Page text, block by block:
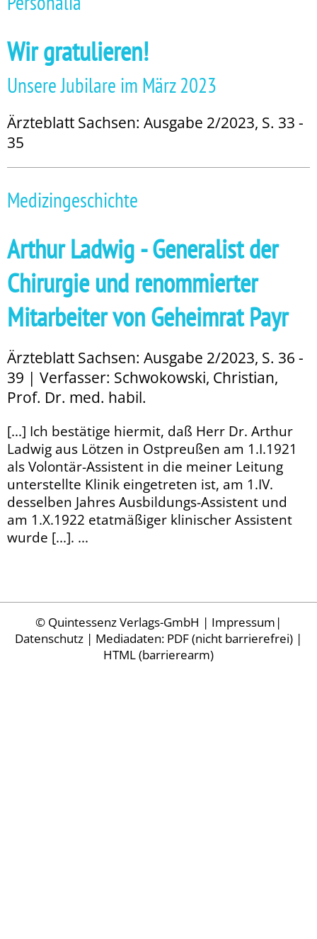
Wir gratulieren!
Unsere Jubilare im März 2023
Ärzteblatt Sachsen: Ausgabe 2/2023, S. 33 -
35
Medizingeschichte
Arthur Ladwig - Generalist der
Chirurgie und renommierter
Mitarbeiter von Geheimrat Payr
Ärzteblatt Sachsen: Ausgabe 2/2023, S. 36 -
39 | Verfasser: Schwokowski, Christian,
Prof. Dr. med. habil.
[...] Ich bestätige hiermit, daß Herr Dr. Arthur
Ladwig aus Lötzen in Ostpreußen am 1.I.1921
als Volontär-Assistent in die meiner Leitung
unterstellte Klinik eingetreten ist, am 1.IV.
desselben Jahres Ausbildungs-Assistent und
am 1.X.1922 etatmäßiger klinischer Assistent
wurde [...]. ...
© Quintessenz Verlags-GmbH | Impressum |
Datenschutz | Mediadaten: PDF (nicht barrierefrei) |
HTML (barrierearm)